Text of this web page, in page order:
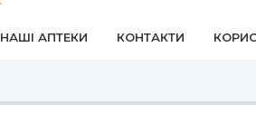
НАШІ АПТЕКИ КОНТАКТИ